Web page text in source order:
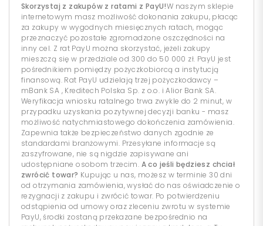
Skorzystaj z zakupów z ratami z PayU!W naszym sklepie
internetowym masz możliwość dokonania zakupu, płacąc
za zakupy w wygodnych miesięcznych ratach, mogąc
przeznaczyć pozostałe zgromadzone oszczędności na
inny cel. Z rat PayU można skorzystać, jeżeli zakupy
mieszczą się w przedziale od 300 do 50 000 zł. PayU jest
pośrednikiem pomiędzy pożyczkobiorcą a instytucją
finansową. Rat PayU udzielają trzej pożyczkodawcy –
mBank SA , Kreditech Polska Sp. z o.o. i Alior Bank SA.
Weryfikacja wniosku ratalnego trwa zwykle do 2 minut, w
przypadku uzyskania pozytywnej decyzji banku - masz
możliwość natychmiastowego dokończenia zamówienia.
Zapewnia także bezpieczeństwo danych zgodnie ze
standardami branżowymi. Przesyłane informacje są
zaszyfrowane, nie są nigdzie zapisywane ani
udostępniane osobom trzecim. A co jeśli będziesz chciał
zwrócić towar? Kupując u nas, możesz w terminie 30 dni
od otrzymania zamówienia, wysłać do nas oświadczenie o
rezygnacji z zakupu i zwrócić towar. Po potwierdzeniu
odstąpienia od umowy oraz zleceniu zwrotu w systemie
PayU, środki zostaną przekazane bezpośrednio na